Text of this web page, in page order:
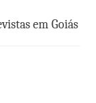
em Goiás